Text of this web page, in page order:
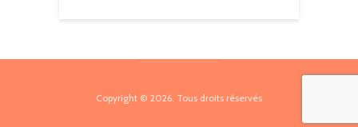
Copyright © 2026. Tous droits réservés